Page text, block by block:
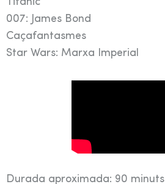
Titanic
007: James Bond
Caçafantasmes
Star Wars: Marxa Imperial
Durada aproximada: 90 minuts